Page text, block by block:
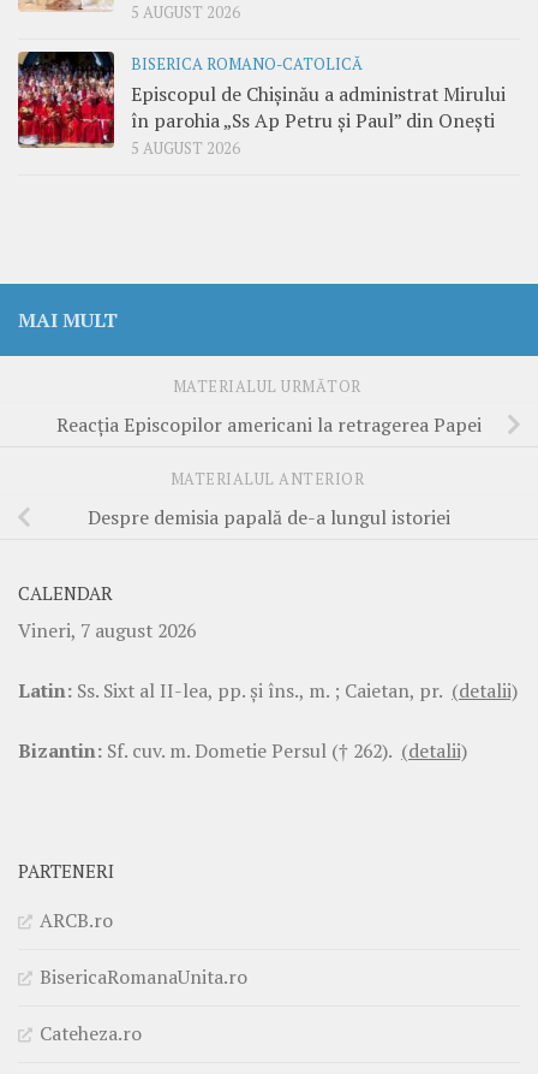
5 AUGUST 2026
BISERICA ROMANO-CATOLICĂ
Episcopul de Chișinău a administrat Mirului
în parohia „Ss Ap Petru și Paul” din Onești
5 AUGUST 2026
MAI MULT
MATERIALUL URMĂTOR
Reacţia Episcopilor americani la retragerea Papei
MATERIALUL ANTERIOR
Despre demisia papală de-a lungul istoriei
CALENDAR
Vineri, 7 august 2026
Latin: Ss. Sixt al II-lea, pp. şi îns., m. ; Caietan, pr. (detalii)
Bizantin: Sf. cuv. m. Dometie Persul († 262). (detalii)
PARTENERI
ARCB.ro
BisericaRomanaUnita.ro
Cateheza.ro